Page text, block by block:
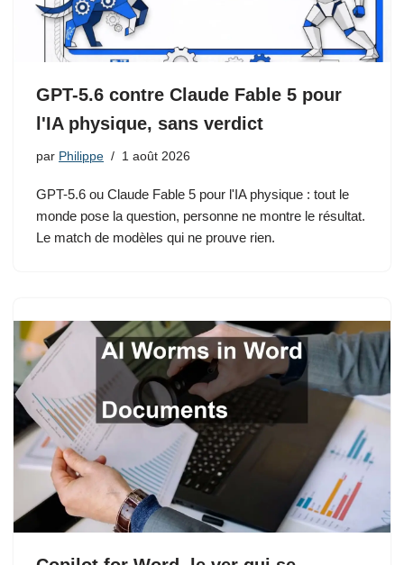
GPT-5.6 contre Claude Fable 5 pour
l'IA physique, sans verdict
par Philippe 1 août 2026
GPT-5.6 ou Claude Fable 5 pour l'IA physique : tout le
monde pose la question, personne ne montre le résultat.
Le match de modèles qui ne prouve rien.